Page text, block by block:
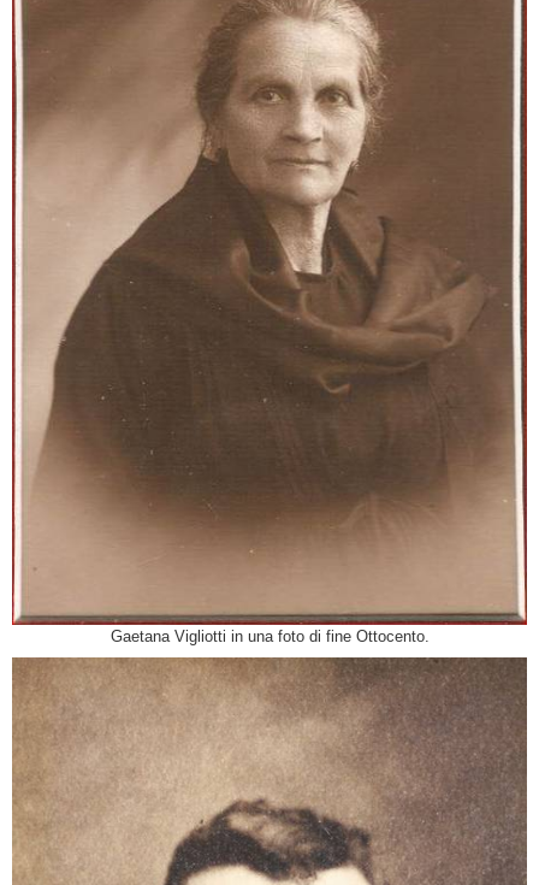
Gaetana Vigliotti in una foto di fine Ottocento.